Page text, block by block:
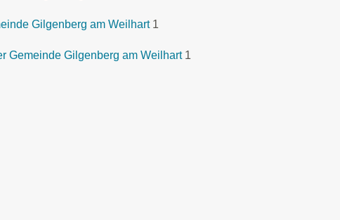
Gilgenberg am Weilhart 1
Gemeinde Gilgenberg am Weilhart 1